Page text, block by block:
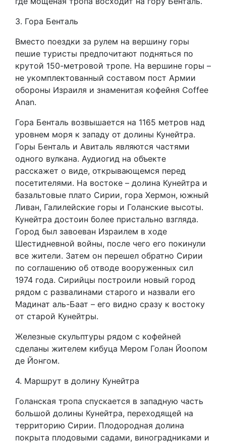
3. Гора Бенталь
Вместо поездки за рулем на вершину горы
пешие туристы предпочитают подняться по
крутой 150-метровой тропе. На вершине горы –
не укомплектованный составом пост Армии
обороны Израиля и знаменитая кофейня Coffee
Anan.
Гора Бенталь возвышается на 1165 метров над
уровнем моря к западу от долины Кунейтра.
Горы Бенталь и Авиталь являются частями
одного вулкана. Аудиогид на объекте
расскажет о виде, открывающемся перед
посетителями. На востоке – долина Кунейтра и
базальтовые плато Сирии, гора Хермон, южный
Ливан, Галилейские горы и Голанские высоты.
Кунейтра достоин более пристально взгляда.
Город был завоеван Израилем в ходе
Шестидневной войны, после чего его покинули
все жители. Затем он перешел обратно Сирии
по соглашению об отводе вооруженных сил
1974 года. Сирийцы построили новый город
рядом с развалинами старого и назвали его
Мадинат аль-Баат – его видно сразу к востоку
от старой Кунейтры.
Железные скульптуры рядом с кофейней
сделаны жителем кибуца Мером Голан Йоопом
де Йонгом.
4. Маршрут в долину Кунейтра
Голанская тропа спускается в западную часть
большой долины Кунейтра, переходящей на
территорию Сирии. Плодородная долина
покрыта плодовыми садами, виноградниками и